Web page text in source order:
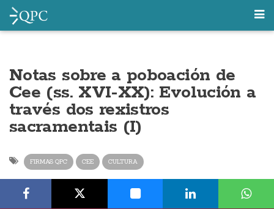
Notas sobre a poboación de
Cee (ss. XVI-XX): Evolución a
través dos rexistros
sacramentais (I)
FIRMAS QPC CEE CULTURA